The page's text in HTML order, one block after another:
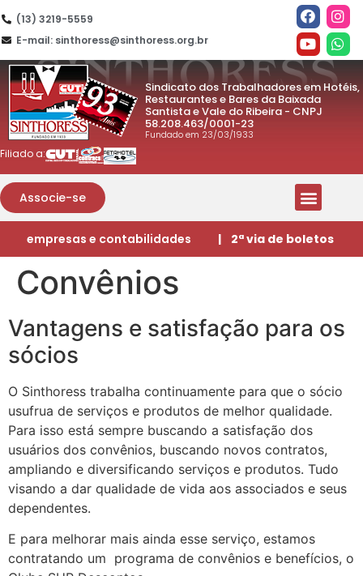
(13) 3219-5559
E-mail: sinthoress@sinthoress.org.br
Sindicato dos Trabalhadores em Hotéis,
Restaurantes e Bares da Baixada
Santista e Vale do Ribeira - CNPJ
58.208.463/0001-23
Fundado em 23/03/1933
Filiado a:
Associe-se
empresas e contabilidades | 2ª via de boletos
Convênios
Vantagens e satisfação para os
sócios
O Sinthoress trabalha continuamente para que o sócio
usufrua de serviços e produtos de melhor qualidade.
Para isso está sempre buscando a satisfação dos
usuários dos convênios, buscando novos contratos,
ampliando e diversificando serviços e produtos. Tudo
visando a dar qualidade de vida aos associados e seus
dependentes.
E para melhorar mais ainda esse serviço, estamos
contratando um programa de convênios e benefícios, o